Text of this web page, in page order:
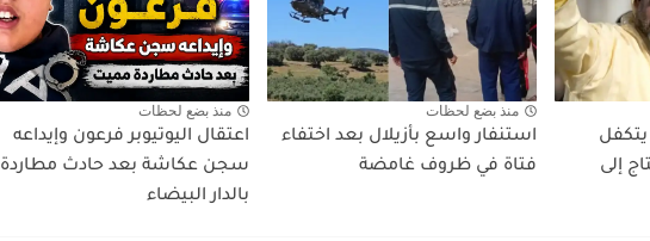
إلى
منذ بضع لحظات
استنفار واسع بأزيلال بعد اختفاء
فتاة في ظروف غامضة
منذ بضع لحظات
اعتقال اليوتيوبر فرعون وإيداعه
سجن عكاشة بعد حادث مطاردة
بالدار البيضاء